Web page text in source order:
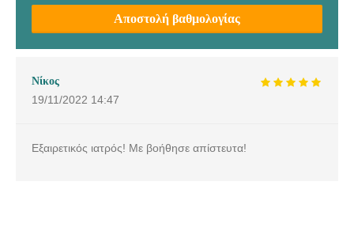
Αποστολή βαθμολογίας
Νίκος
19/11/2022 14:47
Εξαιρετικός ιατρός! Με βοήθησε απίστευτα!